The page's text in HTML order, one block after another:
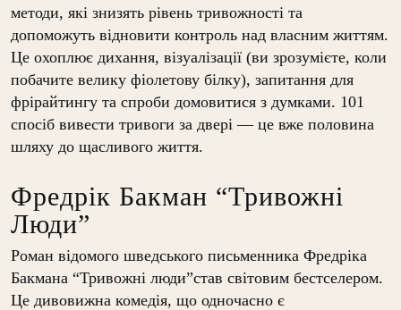
методи, які знизять рівень тривожності та
допоможуть відновити контроль над власним життям.
Це охоплює дихання, візуалізації (ви зрозумієте, коли
побачите велику фіолетову білку), запитання для
фрірайтингу та спроби домовитися з думками. 101
спосіб вивести тривоги за двері — це вже половина
шляху до щасливого життя.
Фредрік Бакман “Тривожні
Люди”
Роман відомого шведського письменника Фредріка
Бакмана “Тривожні люди”став світовим бестселером.
Це дивовижна комедія, що одночасно є